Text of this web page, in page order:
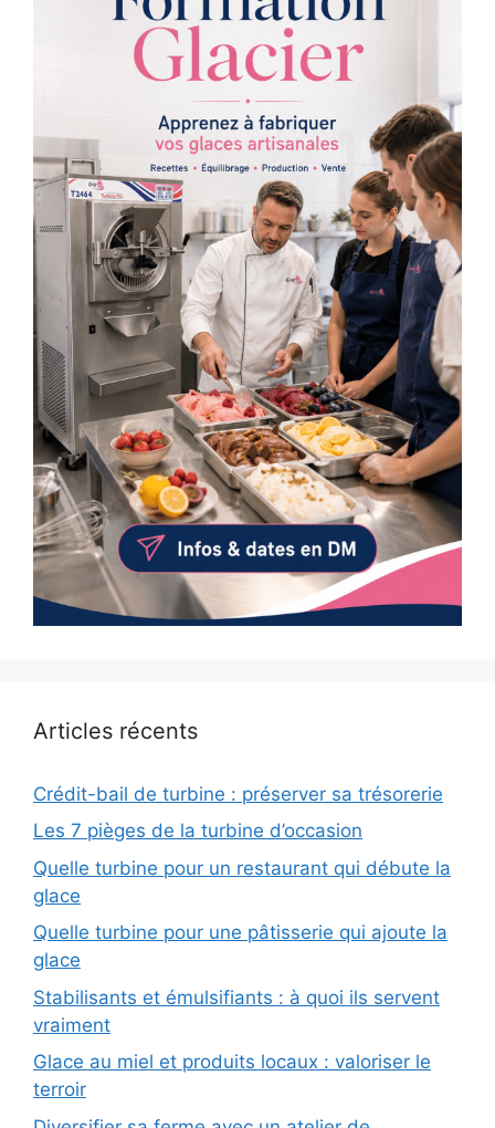
Articles récents
Crédit-bail de turbine : préserver sa trésorerie
Les 7 pièges de la turbine d’occasion
Quelle turbine pour un restaurant qui débute la
glace
Quelle turbine pour une pâtisserie qui ajoute la
glace
Stabilisants et émulsifiants : à quoi ils servent
vraiment
Glace au miel et produits locaux : valoriser le
terroir